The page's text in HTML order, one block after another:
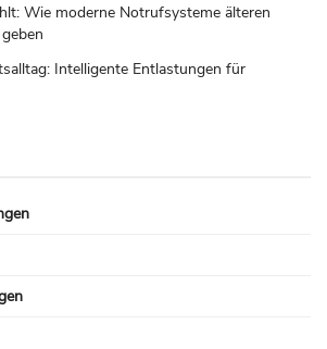
Wie moderne Notrufsysteme älteren
Intelligente Entlastungen für